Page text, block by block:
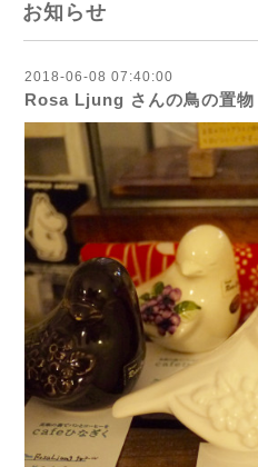
お知らせ
2018-06-08 07:40:00
Rosa Ljung さんの鳥の置物